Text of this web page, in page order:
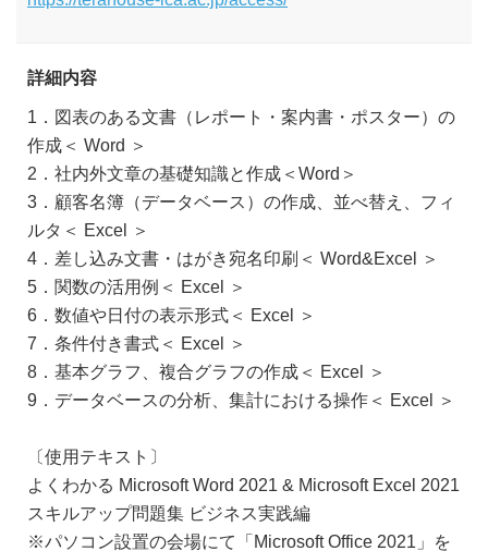
詳細内容
1．図表のある文書（レポート・案内書・ポスター）の
作成＜ Word ＞
2．社内外文章の基礎知識と作成＜Word＞
3．顧客名簿（データベース）の作成、並べ替え、フィ
ルタ＜ Excel ＞
4．差し込み文書・はがき宛名印刷＜ Word&Excel ＞
5．関数の活用例＜ Excel ＞
6．数値や日付の表示形式＜ Excel ＞
7．条件付き書式＜ Excel ＞
8．基本グラフ、複合グラフの作成＜ Excel ＞
9．データベースの分析、集計における操作＜ Excel ＞
〔使用テキスト〕
よくわかる Microsoft Word 2021 & Microsoft Excel 2021
スキルアップ問題集 ビジネス実践編
※パソコン設置の会場にて「Microsoft Office 2021」を